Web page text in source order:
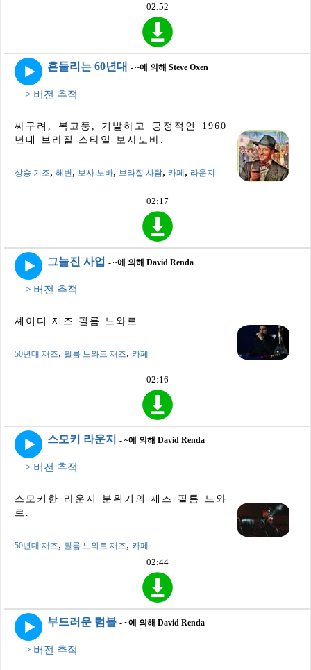
02:52
흔들리는 60년대 - ~에 의해 Steve Oxen
> 버전 추적
싸구려, 복고풍, 기발하고 긍정적인 1960
년대 브라질 스타일 보사노바.
상승 기조, 해변 , 보사 노바, 브라질 사람, 카페 , 라운지
02:17
그늘진 사업 - ~에 의해 David Renda
> 버전 추적
셰이디 재즈 필름 느와르.
50년대 재즈, 필름 느와르 재즈, 카페
02:16
스모키 라운지 - ~에 의해 David Renda
> 버전 추적
스모키한 라운지 분위기의 재즈 필름 느와
르.
50년대 재즈, 필름 느와르 재즈, 카페
02:44
부드러운 럼블 - ~에 의해 David Renda
> 버전 추적